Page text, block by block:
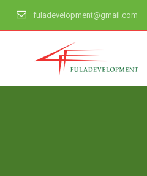
fuladevelopment@gmail.com